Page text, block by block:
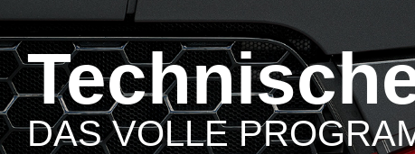
DAS VOLLE